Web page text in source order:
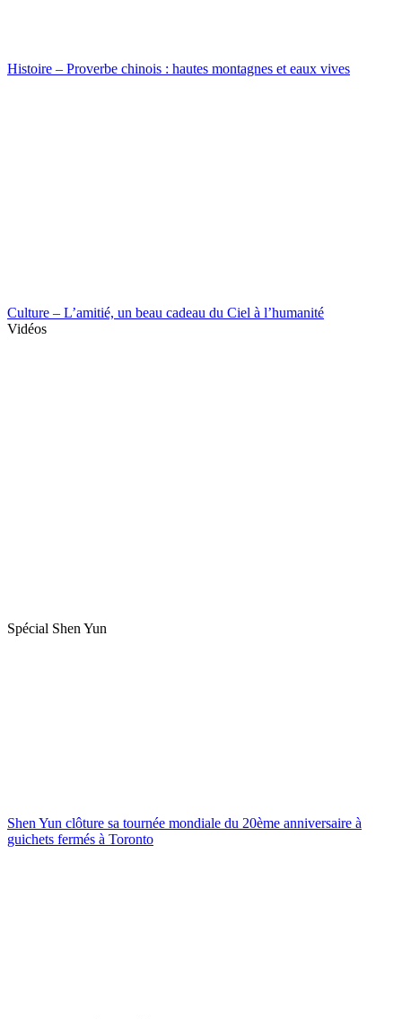
Histoire – Proverbe chinois : hautes montagnes et eaux vives
Culture – L’amitié, un beau cadeau du Ciel à l’humanité
Vidéos
Spécial Shen Yun
Shen Yun clôture sa tournée mondiale du 20ème anniversaire à
guichets fermés à Toronto